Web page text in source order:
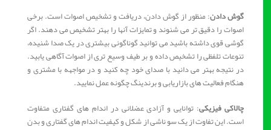
گوش دادن: منظور از گوش دادن، دریافت و تشخیص اصوات است. برخی
اصوات را دقیق تر می شنوند و تمایزات آنها را بهتر تشخیص می دهند. اگر
گوشی قوی داشته باشید می توانید گوناگونی بیشتری در یک صدا شنیده،
تنوعات تلفظی را تشخیص داده و بر طیف وسیع تری از اصوات آگاهی یابید.
در نتیجه بهتر می دانید با صدای خود چه کنید و در مواجهه با مشتری و
هنگام فعالیت های بازاریابی و برندینگ چگونه عمل نمایید.
چالاکی فیزیکی: توانایی و آزادی عضلانی در اندام های گفتاری متفاوت
است. این تفاوت از یک سو ناشی از شکل و کیفیت اندام های گفتاری و بدن